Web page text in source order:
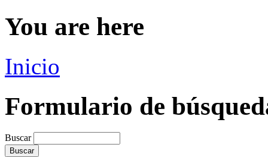
You are here
Inicio
Formulario de
Buscar